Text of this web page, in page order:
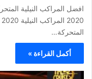
المتحركة…
أكمل القراءة »